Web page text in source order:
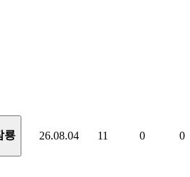
룡 26.08.04 11 0 0